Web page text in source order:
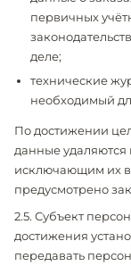
первичных
деле;
технические
необходимый
По достижении
данные
исключающим их
предусмотрено
2.5. Субъект
достижения
передавать